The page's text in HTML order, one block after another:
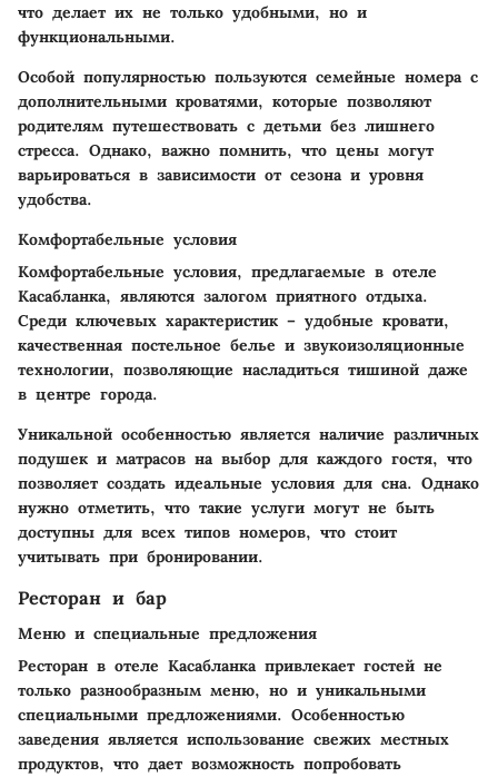
что делает их не только удобными, но и
функциональными.
Особой популярностью пользуются семейные номера с
дополнительными кроватями, которые позволяют
родителям путешествовать с детьми без лишнего
стресса. Однако, важно помнить, что цены могут
варьироваться в зависимости от сезона и уровня
удобства.
Комфортабельные условия
Комфортабельные условия, предлагаемые в отеле
Касабланка, являются залогом приятного отдыха.
Среди ключевых характеристик – удобные кровати,
качественная постельное белье и звукоизоляционные
технологии, позволяющие насладиться тишиной даже
в центре города.
Уникальной особенностью является наличие различных
подушек и матрасов на выбор для каждого гостя, что
позволяет создать идеальные условия для сна. Однако
нужно отметить, что такие услуги могут не быть
доступны для всех типов номеров, что стоит
учитывать при бронировании.
Ресторан и бар
Меню и специальные предложения
Ресторан в отеле Касабланка привлекает гостей не
только разнообразным меню, но и уникальными
специальными предложениями. Особенностью
заведения является использование свежих местных
продуктов, что дает возможность попробовать